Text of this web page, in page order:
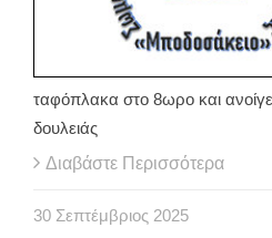
ταφόπλακα στο 8ωρο και
δουλειάς
Διαβάστε Περισσότερα
30 Σεπτέμβριος 2025